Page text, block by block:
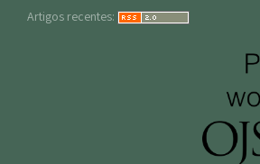
Artigos recentes: